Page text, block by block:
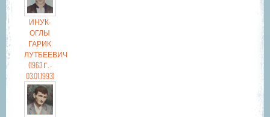
ИНУК-
ОГЛЫ
ГАРИК
ЛУТБЕЕВИЧ
(1963 Г. -
03.01.1993)